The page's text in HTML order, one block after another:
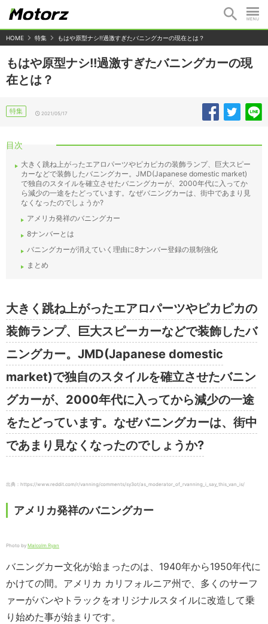
HOME 特集 もはや原型ナシ!!過激すぎたバニングカーの現在とは？
もはや原型ナシ!!過激すぎたバニングカーの現
在とは？
特集 2021/05/17
目次
大きく跳ね上がったエアロパーツやピカピカの装飾ランプ、巨大スピー
カーなどで装飾したバニングカー。JMD(Japanese domestic market)
で独自のスタイルを確立させたバニングカーが、2000年代に入ってか
ら減少の一途をたどっています。なぜバニングカーは、街中であまり見
なくなったのでしょうか?
アメリカ発祥のバニングカー
8ナンバーとは
バニングカーが消えていく理由に8ナンバー登録の規制強化
まとめ
大きく跳ね上がったエアロパーツやピカピカの
装飾ランプ、巨大スピーカーなどで装飾したバ
ニングカー。JMD(Japanese domestic
market)で独自のスタイルを確立させたバニン
グカーが、2000年代に入ってから減少の一途
をたどっています。なぜバニングカーは、街中
であまり見なくなったのでしょうか?
出典：https://www.reddit.com/r/vanning/comments/sy3ot/as_moderator_of_rvanning_i_say_this_van_is/
アメリカ発祥のバニングカー
Photo by Malcolm Ryan
バニングカー文化が始まったのは、1940年から1950年代に
かけての間。アメリカ カリフォルニア州で、多くのサーフ
ァーがバンやトラックをオリジナルスタイルに改造して乗
り始めた事が始まりです。